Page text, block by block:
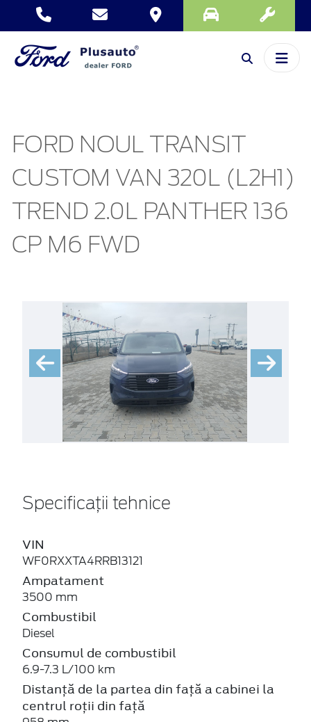
FORD NOUL TRANSIT
CUSTOM VAN 320L (L2H1)
TREND 2.0L PANTHER 136
CP M6 FWD
Specificații tehnice
VIN
WF0RXXTA4RRB13121
Ampatament
3500 mm
Combustibil
Diesel
Consumul de combustibil
6.9-7.3 L/100 km
Distanță de la partea din față a cabinei la
centrul roții din față